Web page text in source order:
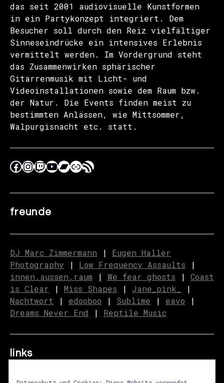
das seit 2001 audiovisuelle Kunstformen
in ein Partykonzept integriert. Dem
Besucher soll durch den Reiz vielfältiger
Sinneseindrücke ein intensives Erlebnis
vermittelt werden. Im Vordergrund steht
das Zusammenwirken sphärischer
Gitarrenmusik mit Licht- und
Videoinstallationen sowie dem Raum bzw.
der Natur. Die Events finden meist zu
bestimmten Anlässen, wie Mittsommer,
Walpurgisnacht etc. statt.
freunde
DJ Marc Zimmermann | Eugen Haller
Photography | Low Frequency Assaults |
innen.aussen.raum | We fear ghosts | Coast
is Clear | Miss Shapes | Jane_pink_
|
Nachtwort | edooboo | Sublime | eavo |
Dreams Never End | Reptile Music
links